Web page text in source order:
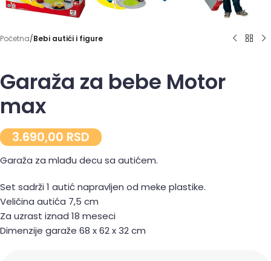
Početna Bebi autići i figure
Garaža za bebe Motor
max
3.690,00 RSD
Garaža za mlađu decu sa autićem.
Set sadrži 1 autić napravljen od meke plastike.
Veličina autića 7,5 cm
Za uzrast iznad 18 meseci
Dimenzije garaže 68 x 62 x 32 cm